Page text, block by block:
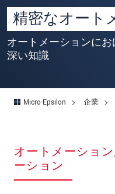
精密なオート
オートメーションに
深い知識
Micro-Epsilon 企業
オートメーショ
ーション